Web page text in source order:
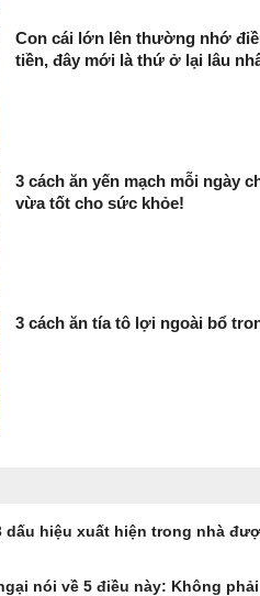
Con cái lớn lên thường nhớ
tiền, đây mới là thứ ở lại lâu
3 cách ăn yến mạch mỗi ngày
vừa tốt cho sức khỏe!
3 cách ăn tía tô lợi ngoài bổ
hiệu xuất hiện trong nhà
nói về 5 điều này: Không